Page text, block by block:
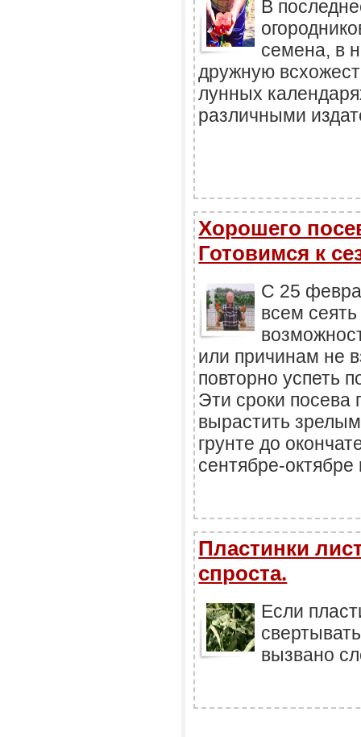
В
семена, в
дружную
лунных
различными
Хорошего
Готовимся к
С 25
всем
или причинам не
повторно успеть
Эти сроки посева
вырастить
грунте до
сентябре-
Пластинки
спроста.
Если
вызвано